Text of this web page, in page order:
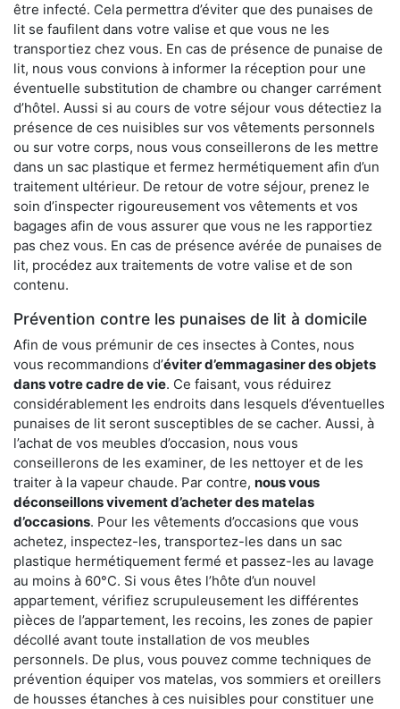
être infecté. Cela permettra d’éviter que des punaises de
lit se faufilent dans votre valise et que vous ne les
transportiez chez vous. En cas de présence de punaise de
lit, nous vous convions à informer la réception pour une
éventuelle substitution de chambre ou changer carrément
d’hôtel. Aussi si au cours de votre séjour vous détectiez la
présence de ces nuisibles sur vos vêtements personnels
ou sur votre corps, nous vous conseillerons de les mettre
dans un sac plastique et fermez hermétiquement afin d’un
traitement ultérieur. De retour de votre séjour, prenez le
soin d’inspecter rigoureusement vos vêtements et vos
bagages afin de vous assurer que vous ne les rapportiez
pas chez vous. En cas de présence avérée de punaises de
lit, procédez aux traitements de votre valise et de son
contenu.
Prévention contre les punaises de lit à domicile
Afin de vous prémunir de ces insectes à Contes, nous
vous recommandions d’éviter d’emmagasiner des objets
dans votre cadre de vie. Ce faisant, vous réduirez
considérablement les endroits dans lesquels d’éventuelles
punaises de lit seront susceptibles de se cacher. Aussi, à
l’achat de vos meubles d’occasion, nous vous
conseillerons de les examiner, de les nettoyer et de les
traiter à la vapeur chaude. Par contre, nous vous
déconseillons vivement d’acheter des matelas
d’occasions. Pour les vêtements d’occasions que vous
achetez, inspectez-les, transportez-les dans un sac
plastique hermétiquement fermé et passez-les au lavage
au moins à 60°C. Si vous êtes l’hôte d’un nouvel
appartement, vérifiez scrupuleusement les différentes
pièces de l’appartement, les recoins, les zones de papier
décollé avant toute installation de vos meubles
personnels. De plus, vous pouvez comme techniques de
prévention équiper vos matelas, vos sommiers et oreillers
de housses étanches à ces nuisibles pour constituer une